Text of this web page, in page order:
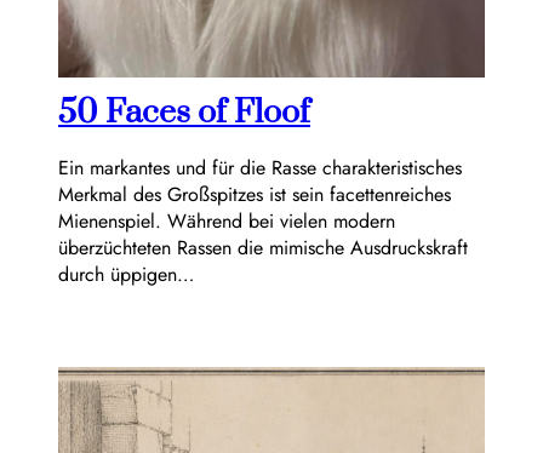
50 Faces of Floof
Ein markantes und für die Rasse charakteristisches
Merkmal des Großspitzes ist sein facettenreiches
Mienenspiel. Während bei vielen modern
überzüchteten Rassen die mimische Ausdruckskraft
durch üppigen…